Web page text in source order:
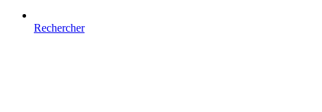
Rechercher